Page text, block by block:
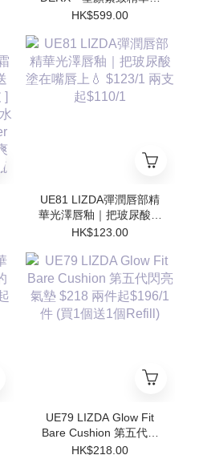
50ml$599/1 [*$958/2 送
[*$1437/3送 超勝肽爽膚
水15ml*8] *【Skin
Booster 系列任選6件送
超勝肽爽膚水15ml*8+超
勝肽安瓶10ml*8】
HK$599.00
UE81 LIZDA彈潤唇部精
華光澤唇釉｜把玻尿酸塗
在嘴唇上💧 $123/1 兩支
HK$123.00
UE79 LIZDA Glow Fit
Bare Cushion 第五代閃
亮氣墊 $218 兩件起
HK$218.00